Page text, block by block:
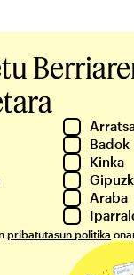
Badok
Kinka
Araba
pribatutasun politika